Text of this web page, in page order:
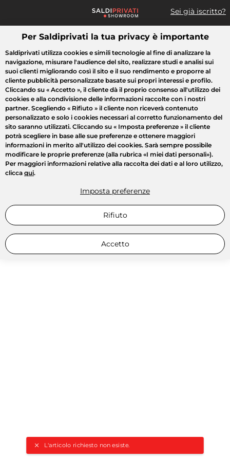
Sei già iscritto?
Cosa cerchi?
L'articolo richiesto non esiste.
Tutte le vendite Moda Casa Bellezza Elettrodomestici
Per Saldiprivati la tua privacy è importante
Saldiprivati utilizza cookies e simili tecnologie al fine di analizzare la
navigazione, misurare l'audience del sito, realizzare studi e analisi sui
suoi clienti migliorando così il sito e il suo rendimento e proporre al
cliente pubblicità personalizzate basate sui propri interessi e profilo.
Cliccando su « Accetto », il cliente dà il proprio consenso all'utilizzo dei
cookies e alla condivisione delle informazioni raccolte con i nostri
partner. Scegliendo « Rifiuto » il cliente non riceverà contenuto
personalizzato e solo i cookies necessari al corretto funzionamento del
sito saranno utilizzati. Cliccando su « Imposta preferenze » il cliente
potrà scegliere in base alle sue preferenze e ottenere maggiori
informazioni in merito all'utilizzo dei cookies. Sarà sempre possibile
modificare le proprie preferenze (alla rubrica «I miei dati personali»).
Per maggiori informazioni relative alla raccolta dei dati e al loro utilizzo,
clicca qui.
Imposta preferenze
Rifiuto
Accetto